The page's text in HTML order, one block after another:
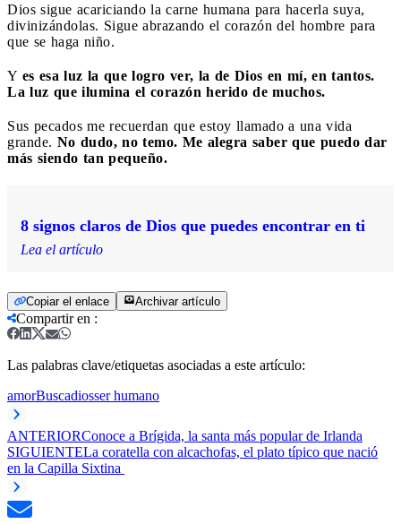
Dios sigue acariciando la carne humana para hacerla suya,
divinizándolas. Sigue abrazando el corazón del hombre para
que se haga niño.
Y es esa luz la que logro ver, la de Dios en mí, en tantos.
La luz que ilumina el corazón herido de muchos.
Sus pecados me recuerdan que estoy llamado a una vida
grande. No dudo, no temo. Me alegra saber que puedo dar
más siendo tan pequeño.
​8 signos claros de Dios que puedes encontrar en ti
Lea el artículo
Copiar el enlace Archivar artículo
Compartir en :
Las palabras clave/etiquetas asociadas a este artículo:
amorBuscadiosser humano
ANTERIORConoce a Brígida, la santa más popular de Irlanda
SIGUIENTELa coratella con alcachofas, el plato típico que nació
en la Capilla Sixtina